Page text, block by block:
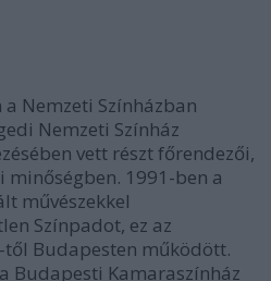
Nemzeti Színházban
Nemzeti Színház
vett részt főrendezői,
minőségben. 1991-ben a
művészekkel
Színpadot, ez az
Budapesten működött.
Budapesti Kamaraszínház